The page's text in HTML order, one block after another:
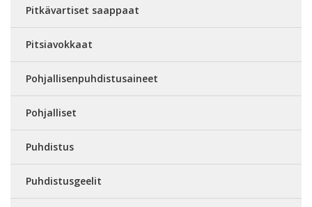
Pitkävartiset saappaat
Pitsiavokkaat
Pohjallisenpuhdistusaineet
Pohjalliset
Puhdistus
Puhdistusgeelit